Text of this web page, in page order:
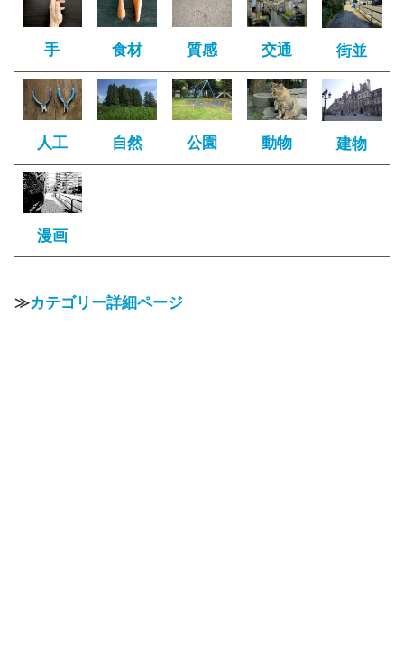
手 食材 質感 交通 街並
人工 自然 公園 動物 建物
漫画
≫カテゴリー詳細ページ